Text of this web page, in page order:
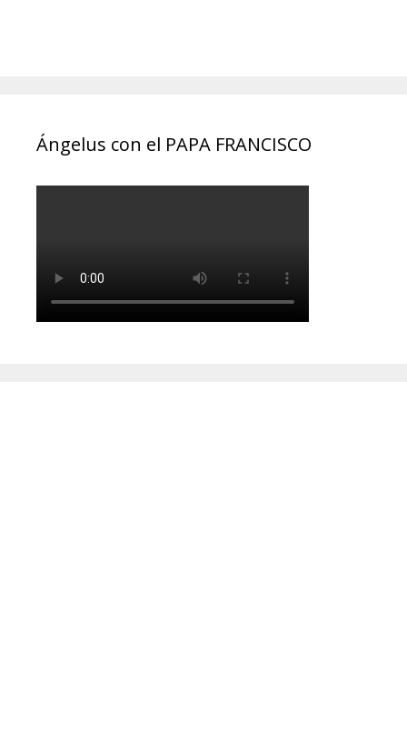
Ángelus con el PAPA FRANCISCO